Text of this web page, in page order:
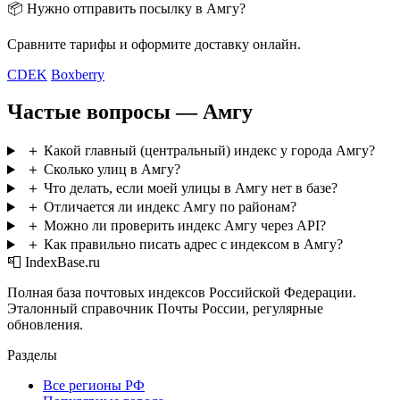
📦 Нужно отправить посылку в Амгу?
Сравните тарифы и оформите доставку онлайн.
CDEK Boxberry
Частые вопросы — Амгу
＋ Какой главный (центральный) индекс у города Амгу?
＋ Сколько улиц в Амгу?
＋ Что делать, если моей улицы в Амгу нет в базе?
＋ Отличается ли индекс Амгу по районам?
＋ Можно ли проверить индекс Амгу через API?
＋ Как правильно писать адрес с индексом в Амгу?
📮 IndexBase.ru
Полная база почтовых индексов Российской Федерации.
Эталонный справочник Почты России, регулярные
обновления.
Разделы
Все регионы РФ